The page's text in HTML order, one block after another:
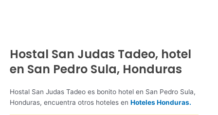
Hostal San Judas Tadeo, hotel
en San Pedro Sula, Honduras
Hostal San Judas Tadeo es bonito hotel en San Pedro Sula,
Honduras, encuentra otros hoteles en Hoteles Honduras.